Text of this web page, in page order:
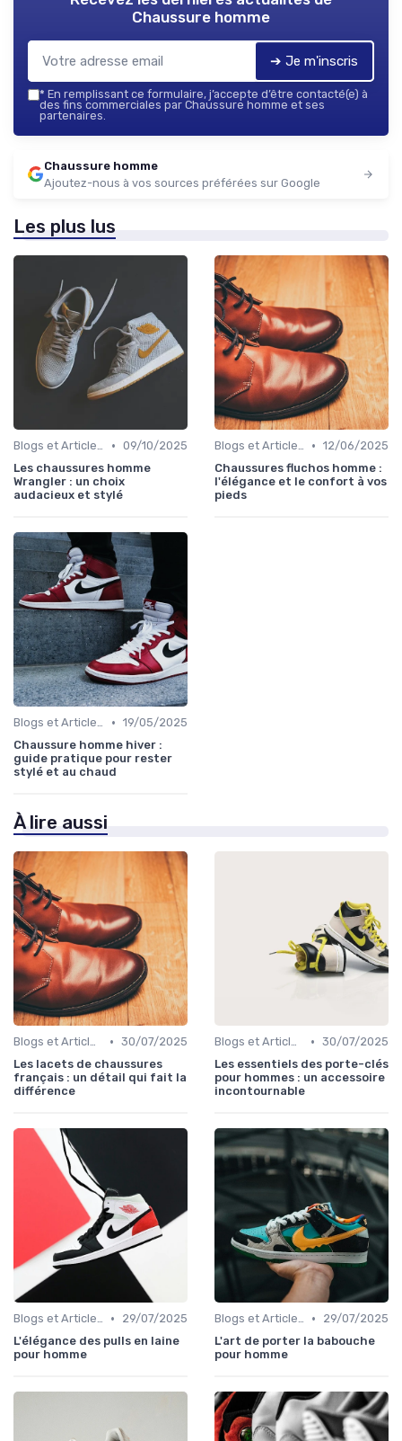
Chaussure homme
➔ Je m'inscris
* En remplissant ce formulaire, j’accepte d’être contacté(e) à
des fins commerciales par Chaussure homme et ses
partenaires.
Chaussure homme
Ajoutez-nous à vos sources préférées sur Google
Les plus lus
Blogs et Articles de Mode • 09/10/2025
Les chaussures homme
Wrangler : un choix
audacieux et stylé
Blogs et Articles de Mode • 12/06/2025
Chaussures fluchos homme :
l'élégance et le confort à vos
pieds
Blogs et Articles de Mode • 19/05/2025
Chaussure homme hiver :
guide pratique pour rester
stylé et au chaud
À lire aussi
Blogs et Articles de Mode • 30/07/2025
Les lacets de chaussures
français : un détail qui fait la
différence
Blogs et Articles de Mode • 30/07/2025
Les essentiels des porte-clés
pour hommes : un accessoire
incontournable
Blogs et Articles de Mode •
29/07/2025
L'élégance des pulls en laine
pour homme
Blogs et Articles de Mode •
29/07/2025
L'art de porter la babouche
pour homme